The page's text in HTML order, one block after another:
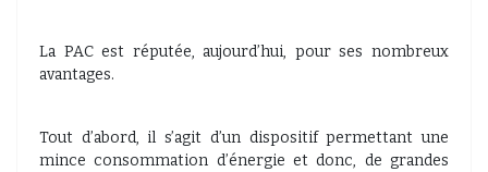
La PAC est réputée, aujourd’hui, pour ses nombreux
avantages.
Tout d’abord, il s’agit d’un dispositif permettant une
mince consommation d’énergie et donc, de grandes